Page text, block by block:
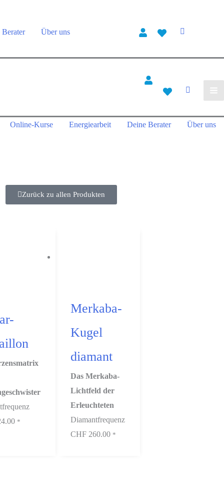
Über uns
Online-Kurse Energiearbeit Deine Berater
Über uns
Zurück zu allen Produkten
*
Merkaba-
Kugel
diamant
Das Merkaba-
Lichtfeld der
Erleuchteten
Diamantfrequenz
CHF260.00 *